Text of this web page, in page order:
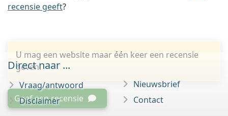
recensie geeft?
U mag een website maar één keer een recensie
geven.
Geef een recensie
Direct naar ...
Vraag/antwoord
Disclaimer
Nieuwsbrief
Contact